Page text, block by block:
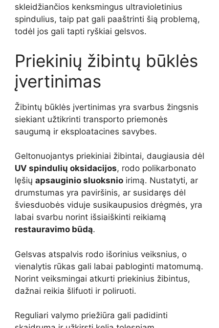
skleidžiančios kenksmingus ultravioletinius
spindulius, taip pat gali paaštrinti šią problemą,
todėl jos gali tapti ryškiai gelsvos.
Priekinių žibintų būklės
įvertinimas
Žibintų būklės įvertinimas yra svarbus žingsnis
siekiant užtikrinti transporto priemonės
saugumą ir eksploatacines savybes.
Geltonuojantys priekiniai žibintai, daugiausia dėl
UV spindulių oksidacijos, rodo polikarbonato
lęšių apsauginio sluoksnio irimą. Nustatyti, ar
drumstumas yra paviršinis, ar susidaręs dėl
šviesduobės viduje susikaupusios drėgmės, yra
labai svarbu norint išsiaiškinti reikiamą
restauravimo būdą.
Gelsvas atspalvis rodo išorinius veiksnius, o
vienalytis rūkas gali labai pabloginti matomumą.
Norint veiksmingai atkurti priekinius žibintus,
dažnai reikia šlifuoti ir poliruoti.
Reguliari valymo priežiūra gali padidinti